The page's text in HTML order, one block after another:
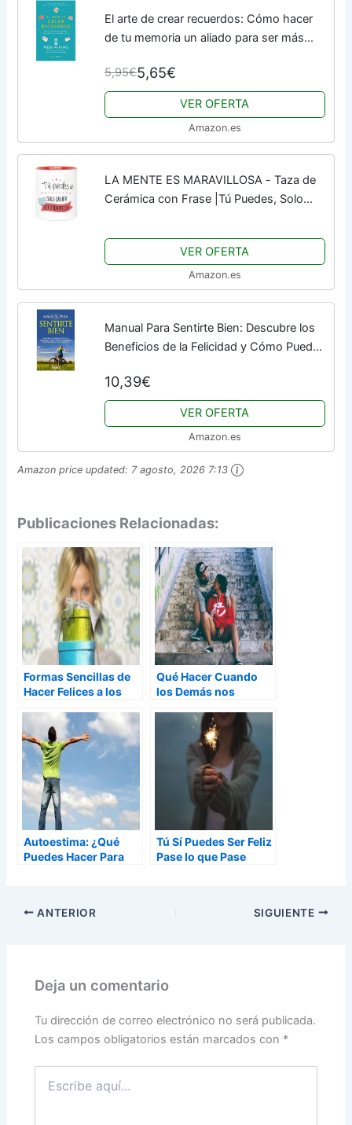
El arte de crear recuerdos: Cómo hacer
de tu memoria un aliado para ser más
5,95€5,65€
VER OFERTA
Amazon.es
LA MENTE ES MARAVILLOSA - Taza de
Cerámica con Frase |Tú Puedes, Solo
Original para una Persona Especial, Taza
VER OFERTA
Amazon.es
Manual Para Sentirte Bien: Descubre los
Beneficios de la Felicidad y Cómo Puedes
4 (Vida Ordenada)
10,39€
VER OFERTA
Amazon.es
Amazon price updated: 7 agosto, 2026 7:13
Publicaciones Relacionadas:
Formas Sencillas de
Hacer Felices a los
Qué Hacer Cuando
los Demás nos
Autoestima: ¿Qué
Puedes Hacer Para
Tú Sí Puedes Ser Feliz
Pase lo que Pase
ANTERIOR SIGUIENTE
Deja un comentario
Tu dirección de correo electrónico no será publicada.
Los campos obligatorios están marcados con *
aquí...